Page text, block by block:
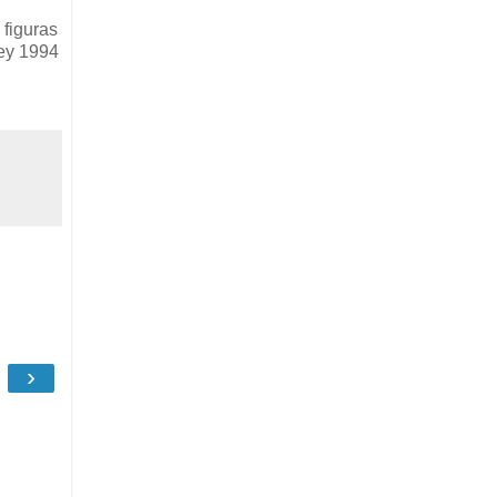
figuras
1994
›